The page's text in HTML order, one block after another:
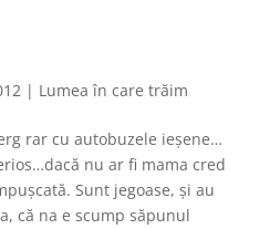
| Lumea în care trăim
rar cu autobuzele ieșene…
nu ar fi mama cred
Sunt jegoase, și au
că na e scump săpunul